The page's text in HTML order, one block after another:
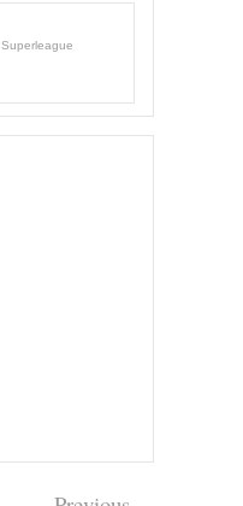
Superleague